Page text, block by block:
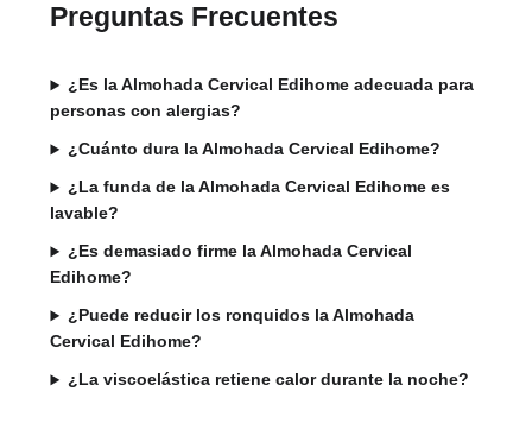
Preguntas Frecuentes
¿Es la Almohada Cervical Edihome adecuada para
personas con alergias?
¿Cuánto dura la Almohada Cervical Edihome?
¿La funda de la Almohada Cervical Edihome es
lavable?
¿Es demasiado firme la Almohada Cervical
Edihome?
¿Puede reducir los ronquidos la Almohada
Cervical Edihome?
¿La viscoelástica retiene calor durante la noche?